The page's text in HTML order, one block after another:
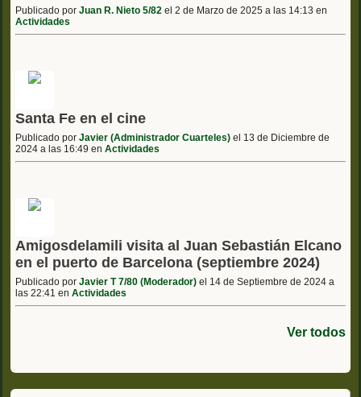
Publicado por Juan R. Nieto 5/82 el 2 de Marzo de 2025 a las 14:13 en
Actividades
Santa Fe en el cine
Publicado por Javier (Administrador Cuarteles) el 13 de Diciembre de
2024 a las 16:49 en Actividades
Amigosdelamili visita al Juan Sebastián Elcano
en el puerto de Barcelona (septiembre 2024)
Publicado por Javier T 7/80 (Moderador) el 14 de Septiembre de 2024 a
las 22:41 en Actividades
Ver todos